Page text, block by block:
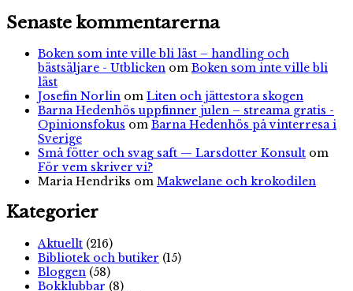
Senaste kommentarerna
Boken som inte ville bli läst – handling och
bästsäljare - Utblicken om Boken som inte ville bli
läst
Josefin Norlin om Liten och jättestora skogen
Barna Hedenhös uppfinner julen – streama gratis -
Opinionsfokus om Barna Hedenhös på vinterresa i
Sverige
Små fötter och svag saft — Larsdotter Konsult om
För vem skriver vi?
Maria Hendriks om Makwelane och krokodilen
Kategorier
Aktuellt (216)
Bibliotek och butiker (15)
Bloggen (58)
Bokklubbar (8)